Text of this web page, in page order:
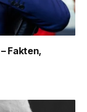
Fakten,